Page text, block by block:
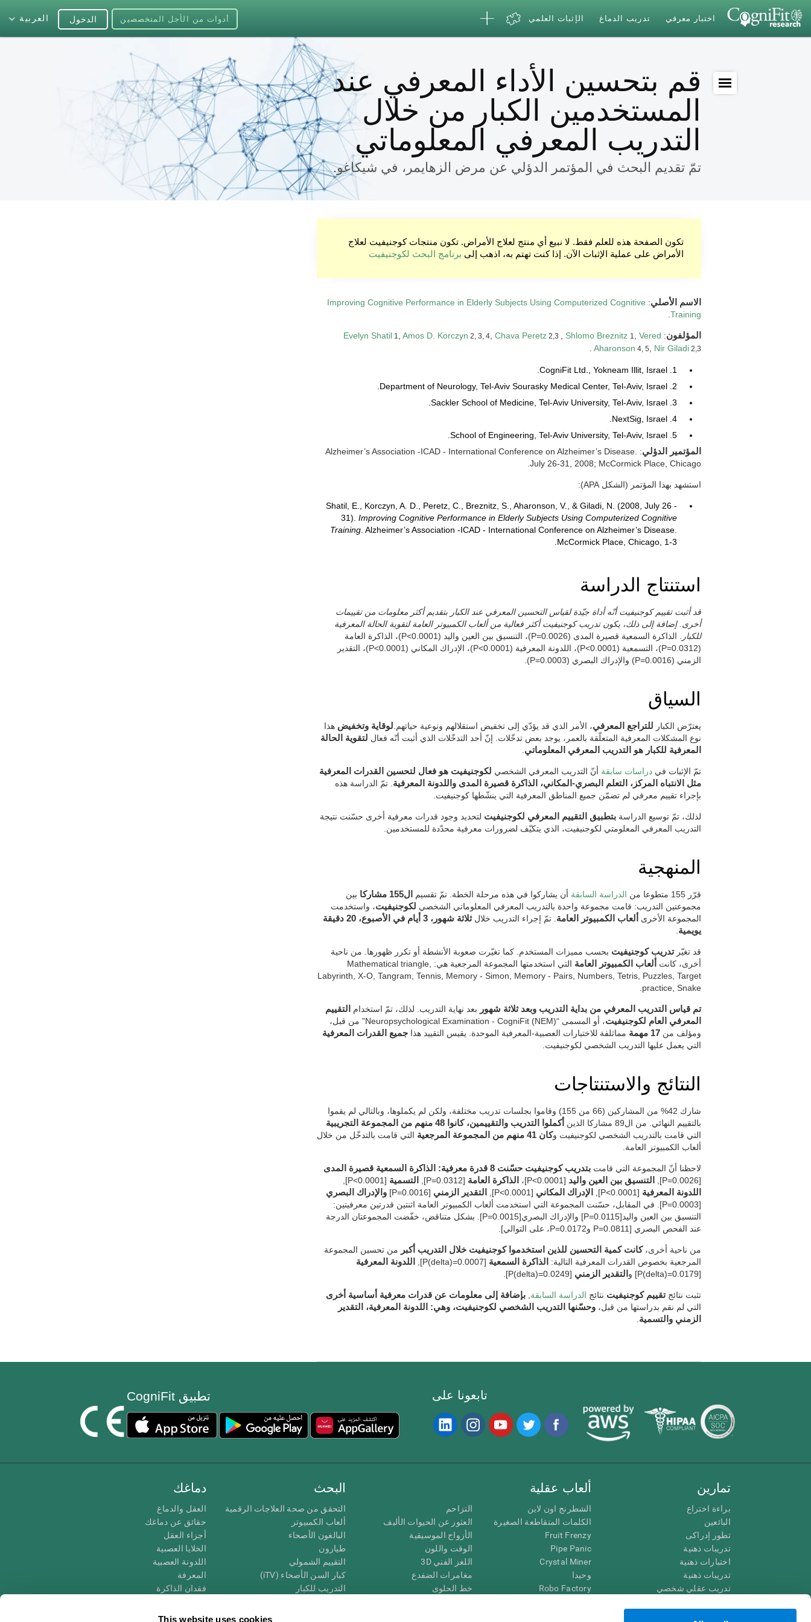
This website uses cookies
اختبار معرفي تدريب الدماغ الإثبات العلمي أدوات من الأجل المتخصصين العربية الدخول
قم بتحسين الأداء المعرفي عند
المستخدمين الكبار من خلال
التدريب المعرفي المعلوماتي
تمّ تقديم البحث في المؤتمر الدؤلي عن مرض الزهايمر، في شيكاغو.
تكون الصفحة هذه للعلم فقط. لا نبيع أي منتج لعلاج الأمراض. تكون منتجات كوجنيفيت لعلاج
الأمراض على عملية الإثبات الآن. إذا كنت تهتم به، اذهب إلى برنامج البحث لكوجنيفيت
الاسم الأصلي:
Improving Cognitive Performance in Elderly Subjects Using Computerized Cognitive
Training
المؤلفون:
Evelyn Shatil 1 Amos D. Korczyn 2, 3, 4 Chava Peretz 2,3 Shlomo Breznitz 1
Vered
Aharonson 4, 5 Nir Giladi 2,3
1. CogniFit Ltd., Yokneam Illit, Israel.
2. Department of Neurology, Tel-Aviv Sourasky Medical Center, Tel-Aviv, Israel.
3. Sackler School of Medicine, Tel-Aviv University, Tel-Aviv, Israel.
4. NextSig, Israel.
5. School of Engineering, Tel-Aviv University, Tel-Aviv, Israel.
المؤتمير الدؤلي
: Alzheimer’s Association -ICAD - International Conference on Alzheimer’s Disease.
July 26-31, 2008; McCormick Place, Chicago.
استشهد بهذا المؤتمر (الشكل APA):
Shatil, E., Korczyn, A. D., Peretz, C., Breznitz, S., Aharonson, V., & Giladi, N. (2008, July 26 -
31). Improving Cognitive Performance in Elderly Subjects Using Computerized Cognitive
Training . Alzheimer’s Association -ICAD - International Conference on Alzheimer’s Disease.
McCormick Place, Chicago, 1-3.
استنتاج الدراسة
قد أثبت تقييم كوجنيفيت أنّه أداة جيّدة لقياس التحسين المعرفي عند الكبار بتقديم أكثر معلومات من تقييمات
أخرى. إضافة إلى ذلك، يكون تدريب كوجنيفيت أكثر فعالية من ألعاب الكمبيوتر العامة لتقوية الحالة المعرفية
للكبار
. الذاكرة السمعية قصيرة المدى (P=0.0026)، التنسيق بين العين واليد (P<0.0001)، الذاكرة العامة
(P=0.0312)، التسمعية (P<0.0001)، اللدونة المعرفية (P<0.0001)، الإدراك المكاني (P<0.0001)، التقدير
الزمني (P=0.0016) والإدراك البصري (P=0.0003).
السياق
يعترّض الكبار للتراجع المعرفي، الأمر الذي قد يؤدّي إلى تخفيض استقلالهم ونوعية حياتهم. لوقاية وتخفيض هذا
نوع المشكلات المعرفية المتعلّقة بالعمر، يوجد بعض تدخّلات. إنّ أحد التدخّلات الذي أثبت أنّه فعال لتقوية الحالة
المعرفية للكبار هو التدريب المعرفي المعلوماتي
تمّ الإثبات في دراسات سابقة أنّ التدريب المعرفي الشخصي لكوجنيفيت هو فعال لتحسين القدرات المعرفية
مثل الانتباه المركز، التعلم البصري-المكاني، الذاكرة قصيرة المدى واللدونة المعرفية . تمّ الدراسة هذه
بإجراء تقييم معرفي لم تضمّن جميع المناطق المعرفية التي ينشّطها كوجنيفيت.
لذلك، تمّ توسيع الدراسة بتطبيق التقييم المعرفي لكوجنيفيت لتحديد وجود قدرات معرفية أخرى حسّنت نتيجة
التدريب المعرفي المعلومتي لكوجنيفيت، الذي يتكيّف لضرورات معرفية محدّدة للمستخدمين.
المنهجية
قرّر 155 متطوعا من الدراسة السابقة أن يشاركوا في هذه مرحلة الخطة. تمّ تقسيم ال155 مشاركا
بين
مجموعتين التدريب: قامت مجموعة واحدة بالتدريب المعرفي المعلوماتي الشخصي لكوجنيفيت، واستخدمت
المجموعة الأخرى
ألعاب الكمبيوتر العامة . تمّ إجراء التدريب خلال
ثلاثة شهور، 3 أيام في الأصبوع، 20 دقيقة
يويمية
قد تغيّرتدريب كوجنيفيت بحسب مميزات المستخدم. كما تغيّرت صعوبة الأنشطة أو تكرر ظهورها. من ناحية
أخرى، كانت
ألعاب الكمبيوتر العامة
التي استخدمتها المجموعة المرجعية هي: Mathematical triangle,
Labyrinth, X-O, Tangram, Tennis, Memory - Simon, Memory - Pairs, Numbers, Tetris, Puzzles, Target
practice, Snake.
تم قياس التدريب المعرفي من بداية التدريب وبعد ثلاثة شهور بعد نهاية التدريب. لذلك، تمّ استخدام
التقييم
المعرفي العام لكوجنيفيت
، أو المسمى “Neuropsychological Examination - CogniFit (NEM)” من قبل،
ومؤلف من 17 مهمة مماثلفة للاختبارات العصبية-المعرفية الموحدة. يقيس التقييد هذا جميع القدرات المعرفية
التي يعمل عليها التدريب الشخصي لكوجنيفيت.
النتائج والاستنتاجات
شارك 42% من المشاركين (66 من 155) وقاموا بجلسات تدريب مختلفة، ولكن لم يكملوها، وبالتالي لم يقموا
بالتقييم النهائي. من ال89 مشاركا الذين
أكملوا التدريب والتقييمين، كانوا 48 منهم من المجموعة التجريبية
التي قامت بالتدريب الشخصي لكوجنيفيت وكان 41 منهم من المجموعة المرجعية
التي قامت بالتدخّل من خلال
ألعاب الكمبيوتر العامة.
لاحظنا أنّ المجموعة التي قامت بتدريب كوجنيفيت حسّنت 8 قدرة معرفية: الذاكرة السمعية قصيرة المدى
[P=0.0026],
التنسيق بين العين واليد [P<0.0001]، الذاكرة العامة [P=0.0312], التسمية [P<0.0001],
اللدونة المعرفية [P<0.0001], الإدراك المكاني [P<0.0001], التقدير الزمني [P=0.0016]
والإدراك البصري
[P=0.0003]. في المقابل، حسّنت المجموعة التي استخدمت ألعاب الكمبيوتر العامة اثنتين قدرتين معرفيتين:
التنسيق بين العين واليد[P=0.0115] والإدراك البصري[P=0.0015]. بشكل متناقض، خفّضت المجموعتان الدرجة
عند الفحص البصري [P=0.0811 وP=0.0172، على التوالي].
من ناحية أخرى،كانت كمية التحسين للذين استخدموا كوجنيفيت خلال التدريب أكبر من تحسين المجموعة
المرجعية بخصوص القدرات المعرفية التالية:
الذاكرة السمعية [P(delta)=0.0007],
اللدونة المعرفية
[P(delta)=0.0179] و
التقدير الزمني [P(delta)=0.0249].
تثبت نتائجتقييم كوجنيفيت نتائج الدراسة السابقة بإضافة إلى معلومات عن قدرات معرفية أساسية أخرى
التي لم نقم بدراستها من قبل، وحسّنها التدريب الشخصي لكوجنيفيت، وهي: اللدونة المعرفية، التقدير
الزمني والتسمية
تطبيق CogniFit تابعونا على
دماغك
العقل والدماغ
حقائق عن دماغك
أجزاء العقل
الخلايا العصبية
اللدونة العصبية
المعرفة
فقدان الذاكرة
وظائف ذهنية
البحث
التحقق من صحة العلاجات الرقمية
ألعاب الكمبيوتر
البالغون الأصحاء
طيارون
التقييم الشمولي
كبار السن الأصحاء (iTV)
التدريب للكبار
ألعاب عقلية
الشطرنج اون لاين
الكلمات المتقاطعة الصغيرة
Fruit Frenzy
Pipe Panic
Crystal Miner
وحيدا
Robo Factory
التزاحم
العثور عن الحيوات الأليف
الأزواج الموسيقية
الوقت واللون
اللغز الفني 3D
مغامرات الضفدع
خط الحلوى
تمارين
براءة اختراع
البائعين
تطور إدراكى
تدريبات ذهنية
اختبارات ذهنية
تدريبات ذهنية
تدريب عقلي شخصي